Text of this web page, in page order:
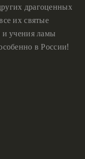
драгоценных
их святые
и учения ламы
в России!